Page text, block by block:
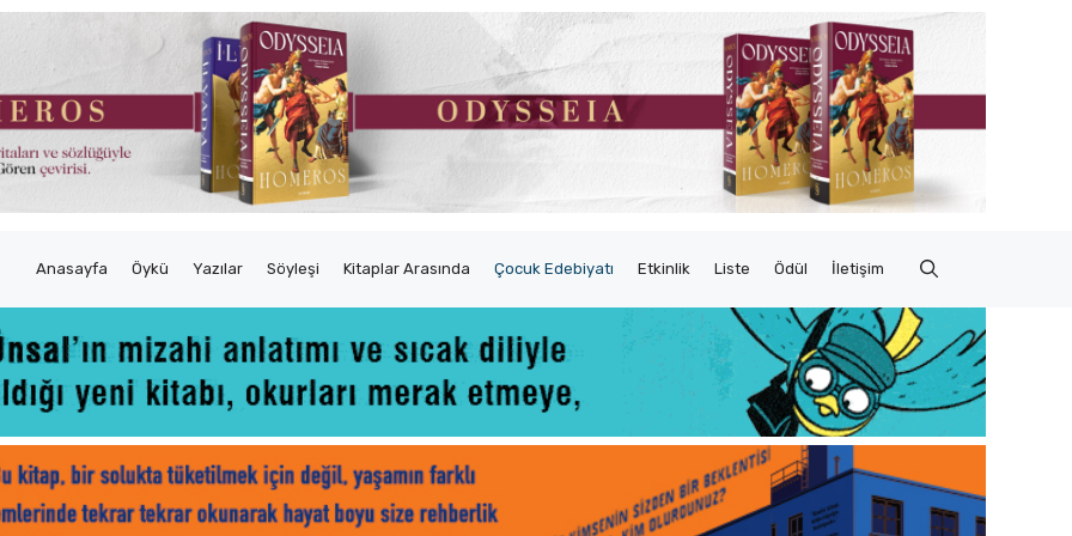
Anasayfa Öykü Yazılar Söyleşi Kitaplar Arasında Çocuk Edebiyatı Etkinlik Liste Ödül İletişim